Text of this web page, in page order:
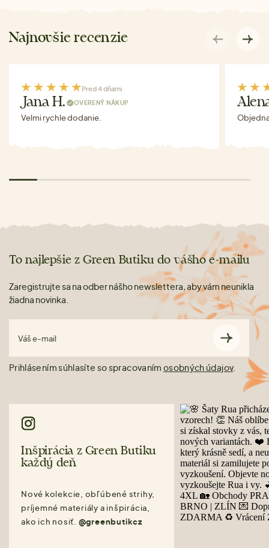
Najnovšie recenzie
Pred 4 dňami
Jana H. OVERENÝ NÁKUP
Velmi rychle dodanie.
To najlepšie z Green Butiku do vášho e-mailu
Zaregistrujte sa na odber nášho newslettera, aby vám neunikla
žiadna novinka.
Váš e-mail
Prihlásením súhlasíte so spracovaním osobných údajov.
Inšpirácia z Green Butiku
každý deň
Nové kolekcie, obľúbené strihy,
príjemné materiály a inšpirácia,
ako ich nosiť. @greenbutikcz